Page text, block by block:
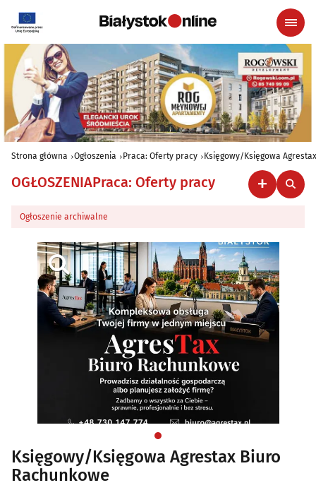
Strona główna Ogłoszenia Praca: Oferty pracy Księgowy/Księgowa
OGŁOSZENIAPraca: Oferty pracy
Ogłoszenie archiwalne
Księgowy/Księgowa Agrestax Biuro
Rachunkowe